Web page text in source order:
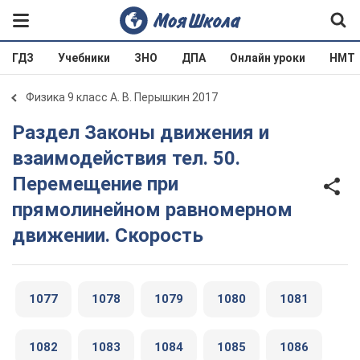
ГДЗ Учебники ЗНО ДПА Онлайн уроки НМТ
Физика 9 класс А. В. Перышкин 2017
Раздел Законы движения и
взаимодействия тел. 50.
Перемещение при
прямолинейном равномерном
движении. Скорость
1077 1078 1079 1080 1081
1082 1083 1084 1085 1086